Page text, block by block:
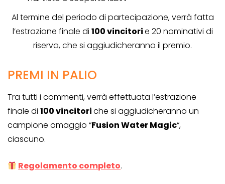
Al termine del periodo di partecipazione, verrà fatta
l’estrazione finale di 100 vincitorie 20 nominativi di
riserva, che si aggiudicheranno il premio.
PREMI IN PALIO
Tra tutti i commenti, verrà effettuata l’estrazione
finale di 100 vincitoriche si aggiudicheranno un
campione omaggio “Fusion Water Magic“,
ciascuno.
Regolamento completo.